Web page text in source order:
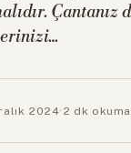
Çantanız
2024· 2 dk okuma